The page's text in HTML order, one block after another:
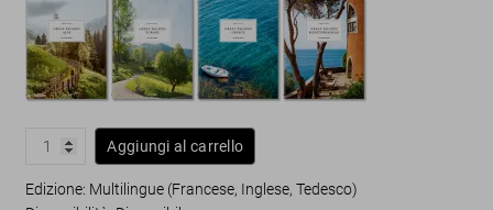
Aggiungi al carrello
Edizione: Multilingue (Francese, Inglese, Tedesco)